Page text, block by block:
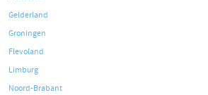
Gelderland
Groningen
Flevoland
Limburg
Noord-Brabant